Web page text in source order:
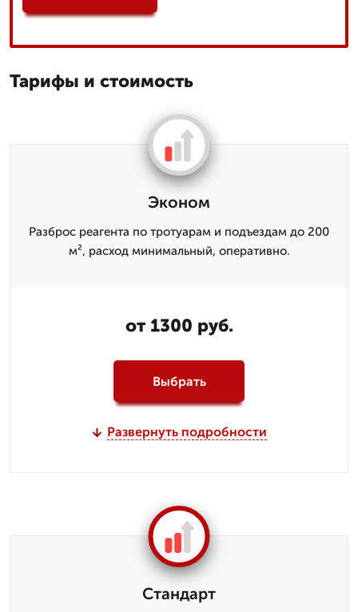
Тарифы и стоимость
Эконом
Разброс реагента по тротуарам и подъездам до 200
м², расход минимальный, оперативно.
от 1300 руб.
Выбрать
Развернуть подробности
Стандарт